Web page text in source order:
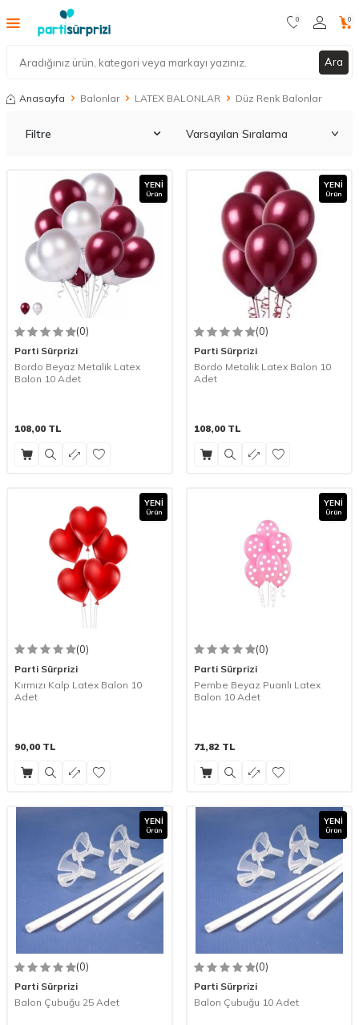
Ara
0 0
Anasayfa Balonlar LATEX BALONLAR Düz Renk Balonlar
Filtre
YENI
Ürün
(0)
Parti Sürprizi
Bordo Beyaz Metalik Latex
Balon 10 Adet
108,00 TL
YENI
Ürün
(0)
Parti Sürprizi
Bordo Metalik Latex Balon 10
Adet
108,00 TL
YENI
Ürün
(0)
Parti Sürprizi
Kırmızı Kalp Latex Balon 10
Adet
90,00 TL
YENI
Ürün
(0)
Parti Sürprizi
Pembe Beyaz Puanlı Latex
Balon 10 Adet
71,82 TL
YENI
Ürün
(0)
Parti Sürprizi
Balon Çubuğu 25 Adet
YENI
Ürün
(0)
Parti Sürprizi
Balon Çubuğu 10 Adet